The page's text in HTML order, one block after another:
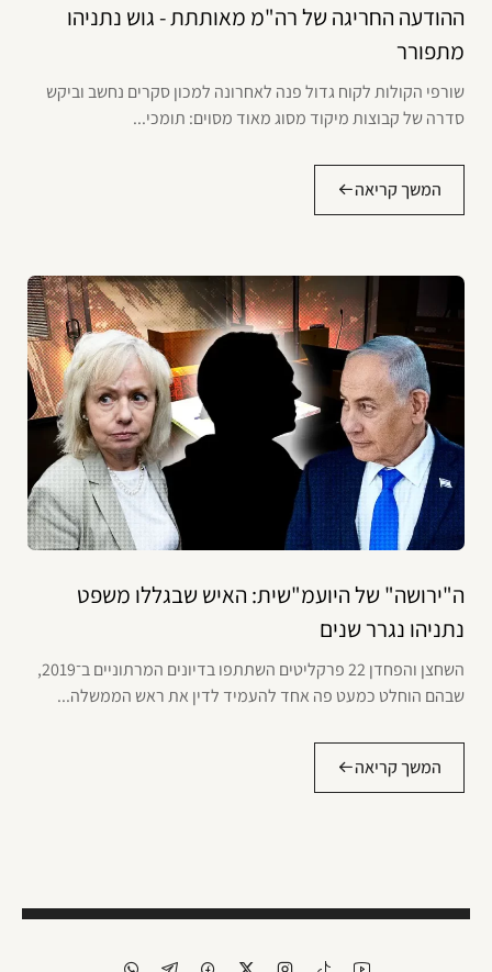
ההודעה החריגה של רה"מ מאותתת - גוש נתניהו
מתפורר
שורפי הקולות לקוח גדול פנה לאחרונה למכון סקרים נחשב וביקש
סדרה של קבוצות מיקוד מסוג מאוד מסוים: תומכי...
המשך קריאה
ה"ירושה" של היועמ"שית: האיש שבגללו משפט
נתניהו נגרר שנים
השחצן והפחדן 22 פרקליטים השתתפו בדיונים המרתוניים ב־2019,
שבהם הוחלט כמעט פה אחד להעמיד לדין את ראש הממשלה...
המשך קריאה